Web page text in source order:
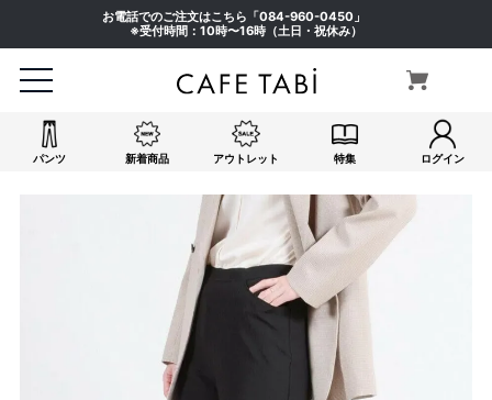
お電話でのご注文はこちら「084-960-0450 」
※受付時間：10時〜16時（土日・祝休み）
パンツ 新着商品 アウトレット 特集 ログイン